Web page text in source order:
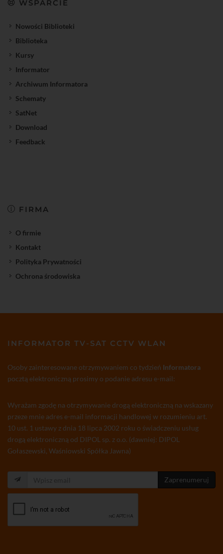
WSPARCIE
Nowości Biblioteki
Biblioteka
Kursy
Informator
Archiwum Informatora
Schematy
SatNet
Download
Feedback
FIRMA
O firmie
Kontakt
Polityka Prywatności
Ochrona środowiska
INFORMATOR TV-SAT CCTV WLAN
Osoby zainteresowane otrzymywaniem co tydzień Informatora
pocztą elektroniczną prosimy o podanie adresu e-mail:
Wyrażam zgodę na otrzymywanie drogą elektroniczną na wskazany
przeze mnie adres e-mail informacji handlowej w rozumieniu art.
10 ust. 1 ustawy z dnia 18 lipca 2002 roku o świadczeniu usług
drogą elektroniczną od DIPOL sp. z o.o. (dawniej: DIPOL
Gołaszewski, Waśniowski Spółka Jawna)
Zaprenumeruj